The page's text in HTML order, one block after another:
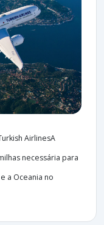
AirlinesA
necessária para
a Oceania no